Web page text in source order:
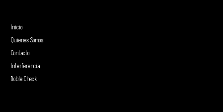
Inicio
Quienes Somos
Contacto
Interferencia
Doble Check